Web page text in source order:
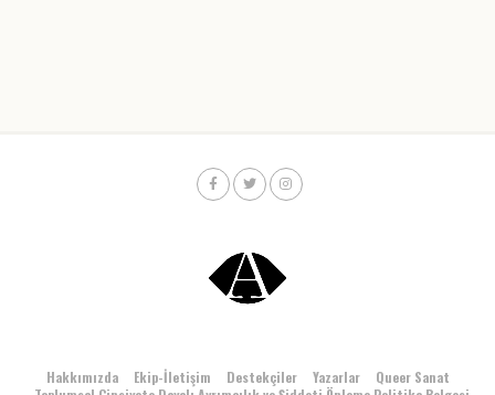
Hakkımızda Ekip-İletişim Destekçiler Yazarlar
Queer Sanat